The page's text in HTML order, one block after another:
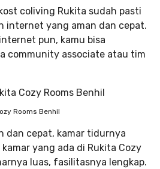
coliving Rukita sudah pasti
internet yang aman dan cepat.
pun, kamu bisa
community associate atau tim
Rooms Benhil
dan cepat, kamar tidurnya
yang ada di Rukita Cozy
luas, fasilitasnya lengkap.